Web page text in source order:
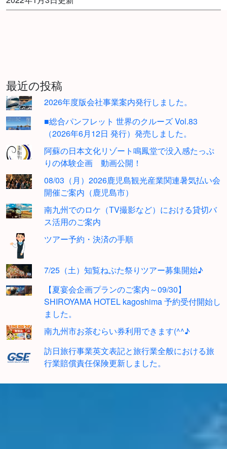
最近の投稿
2026年度版会社事業案内発行しました。
■総合パンフレット 世界のクルーズ Vol.83
（2026年6月12日 発行）発売しました。
阿蘇の日本文化リゾート鳴鳳堂で没入感たっぷ
りの体験企画 動画公開！
08/03（月）2026鹿児島観光産業関連暑気払い会
開催ご案内（鹿児島市）
南九州でのロケ（TV撮影など）における貸切バ
ス活用のご案内
ツアー予約・決済の手順
7/25（土）知覧ねぷた祭りツアー募集開始♪
【夏宴会企画プランのご案内～09/30】
SHIROYAMA HOTEL kagoshima 予約受付開始し
ました。
南九州市お茶むらい券利用できます(^^♪
訪日旅行事業英文表記と旅行業全般における旅
行業賠償責任保険更新しました。